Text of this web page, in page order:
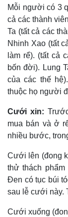
Mỗi người có 3
cả các thành
Ta (tất cả các
Nhinh Xao (tất
làm rể). (tất cả
bốn đời). Lung
của các thế
thuộc họ người
Cưới xin:
mua bán và ở
nhiều bước,
Cưới lên (đong
thử thách
Ðen có tục búi
sau lễ cưới này.
Cưới xuống